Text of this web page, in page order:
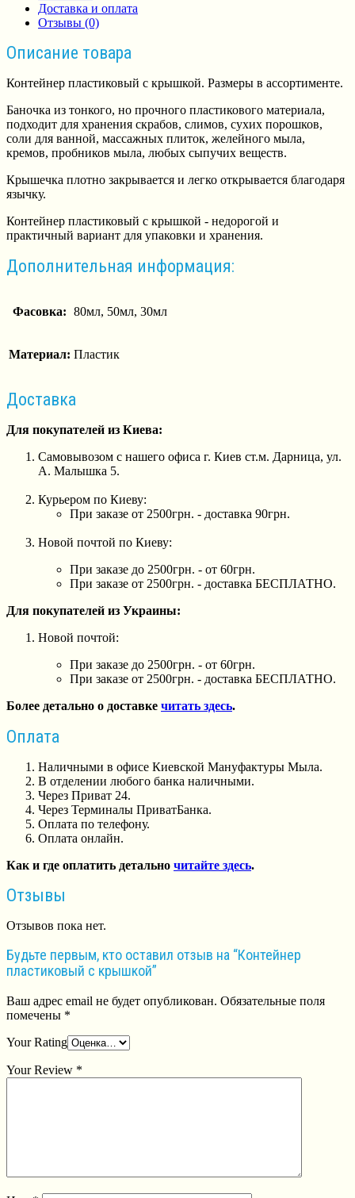
Доставка и оплата
Отзывы (0)
Описание товара
Контейнер пластиковый с крышкой. Размеры в ассортименте.
Баночка из тонкого, но прочного пластикового материала,
подходит для хранения скрабов, слимов, сухих порошков,
соли для ванной, массажных плиток, желейного мыла,
кремов, пробников мыла, любых сыпучих веществ.
Крышечка плотно закрывается и легко открывается благодаря
язычку.
Контейнер пластиковый с крышкой - недорогой и
практичный вариант для упаковки и хранения.
Дополнительная информация:
Фасовка: 80мл, 50мл, 30мл
Материал: Пластик
Доставка
Для покупателей из Киева:
Самовывозом с нашего офиса г. Киев ст.м. Дарница, ул.
А. Малышка 5.
Курьером по Киеву:
При заказе от 2500грн. - доставка 90грн.
Новой почтой по Киеву:
При заказе до 2500грн. - от 60грн.
При заказе от 2500грн. - доставка БЕСПЛАТНО.
Для покупателей из Украины:
Новой почтой:
При заказе до 2500грн. - от 60грн.
При заказе от 2500грн. - доставка БЕСПЛАТНО.
Более детально о доставке читать здесь.
Оплата
Наличными в офисе Киевской Мануфактуры Мыла.
В отделении любого банка наличными.
Через Приват 24.
Через Терминалы ПриватБанка.
Оплата по телефону.
Оплата онлайн.
Как и где оплатить детально читайте здесь.
Отзывы
Отзывов пока нет.
Будьте первым, кто оставил отзыв на “Контейнер
пластиковый с крышкой”
Ваш адрес email не будет опубликован. Обязательные поля
помечены *
Your Rating
Your Review *